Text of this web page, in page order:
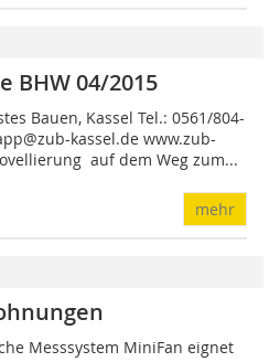
BHW 04/2015
Bauen, Kassel Tel.: 0561/804-
kassel.de www.zub-
 auf dem Weg zum...
mehr
Messsystem MiniFan eignet